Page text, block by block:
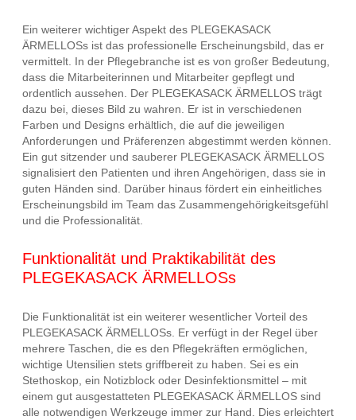
Ein weiterer wichtiger Aspekt des PLEGEKASACK
ÄRMELLOSs ist das professionelle Erscheinungsbild, das er
vermittelt. In der Pflegebranche ist es von großer Bedeutung,
dass die Mitarbeiterinnen und Mitarbeiter gepflegt und
ordentlich aussehen. Der PLEGEKASACK ÄRMELLOS trägt
dazu bei, dieses Bild zu wahren. Er ist in verschiedenen
Farben und Designs erhältlich, die auf die jeweiligen
Anforderungen und Präferenzen abgestimmt werden können.
Ein gut sitzender und sauberer PLEGEKASACK ÄRMELLOS
signalisiert den Patienten und ihren Angehörigen, dass sie in
guten Händen sind. Darüber hinaus fördert ein einheitliches
Erscheinungsbild im Team das Zusammengehörigkeitsgefühl
und die Professionalität.
Funktionalität und Praktikabilität des
PLEGEKASACK ÄRMELLOSs
Die Funktionalität ist ein weiterer wesentlicher Vorteil des
PLEGEKASACK ÄRMELLOSs. Er verfügt in der Regel über
mehrere Taschen, die es den Pflegekräften ermöglichen,
wichtige Utensilien stets griffbereit zu haben. Sei es ein
Stethoskop, ein Notizblock oder Desinfektionsmittel – mit
einem gut ausgestatteten PLEGEKASACK ÄRMELLOS sind
alle notwendigen Werkzeuge immer zur Hand. Dies erleichtert